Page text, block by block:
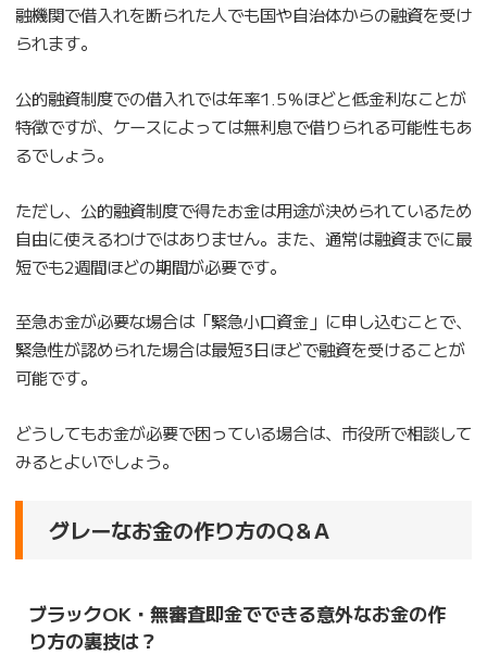
融機関で借入れを断られた人でも国や自治体からの融資を受け
られます。
公的融資制度での借入れでは年率1.5％ほどと低金利なことが
特徴ですが、ケースによっては無利息で借りられる可能性もあ
るでしょう。
ただし、公的融資制度で得たお金は用途が決められているため
自由に使えるわけではありません。また、通常は融資までに最
短でも2週間ほどの期間が必要です。
至急お金が必要な場合は「緊急小口資金」に申し込むことで、
緊急性が認められた場合は最短3日ほどで融資を受けることが
可能です。
どうしてもお金が必要で困っている場合は、市役所で相談して
みるとよいでしょう。
グレーなお金の作り方のQ＆A
ブラックOK・無審査即金でできる意外なお金の作
り方の裏技は？